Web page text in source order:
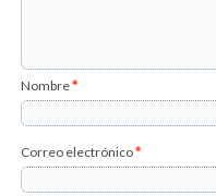
Nombre*
Correo electrónico*